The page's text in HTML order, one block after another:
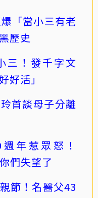
「當小三有老
歷史
三！發千字文
好活」
首談母子分離
年惹眾怒！
們失望了
節！名醫父43